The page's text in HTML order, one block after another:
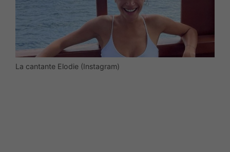
La cantante Elodie (Instagram)